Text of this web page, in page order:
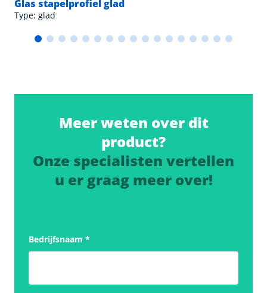
Glas stapelprofiel glad
Type: glad
Meer weten over dit
product?
Onze specialisten vertellen
u er graag meer over!
Bedrijfsnaam *